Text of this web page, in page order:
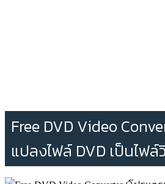
Free DVD Video
แปลงไฟล์ DVD เป็นไฟล์